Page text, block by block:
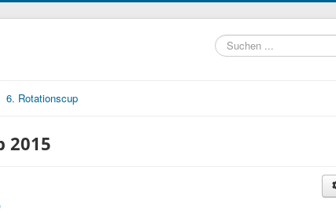
Suchen
...
6. Rotationscup
2015